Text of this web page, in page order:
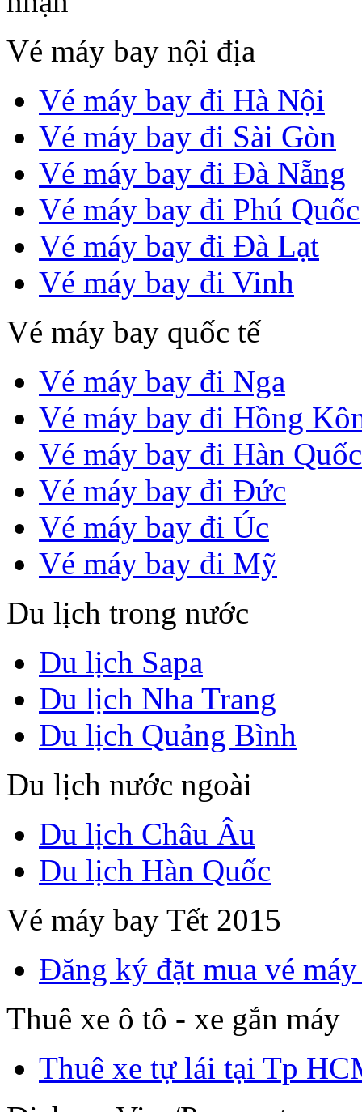
Vé máy bay nội địa
Vé máy bay đi Hà Nội
Vé máy bay đi Sài Gòn
Vé máy bay đi Đà Nẵng
Vé máy bay đi Phú Quốc
Vé máy bay đi Đà Lạt
Vé máy bay đi Vinh
Vé máy bay quốc tế
Vé máy bay đi Nga
Vé máy bay đi Hồng
Vé máy bay đi Hàn Quốc
Vé máy bay đi Đức
Vé máy bay đi Úc
Vé máy bay đi Mỹ
Du lịch trong nước
Du lịch Sapa
Du lịch Nha Trang
Du lịch Quảng Bình
Du lịch nước ngoài
Du lịch Châu Âu
Du lịch Hàn Quốc
Vé máy bay Tết 2015
Đăng ký đặt mua vé
Thuê xe ô tô - xe gắn máy
Thuê xe tự lái tại Tp